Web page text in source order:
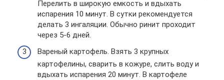
Перелить в широкую емкость и вдыхать
испарения 10 минут. В сутки рекомендуется
делать 3 ингаляции. Обычно ринит проходит
через 5-6 дней.
Вареный картофель. Взять 3 крупных
картофелины, сварить в кожуре, слить воду и
вдыхать испарения 20 минут. В картофеле